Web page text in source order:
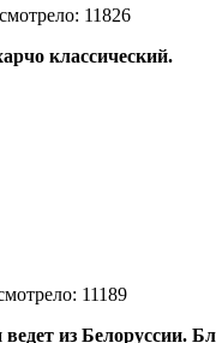
11826
классический.
11189
из Белоруссии.